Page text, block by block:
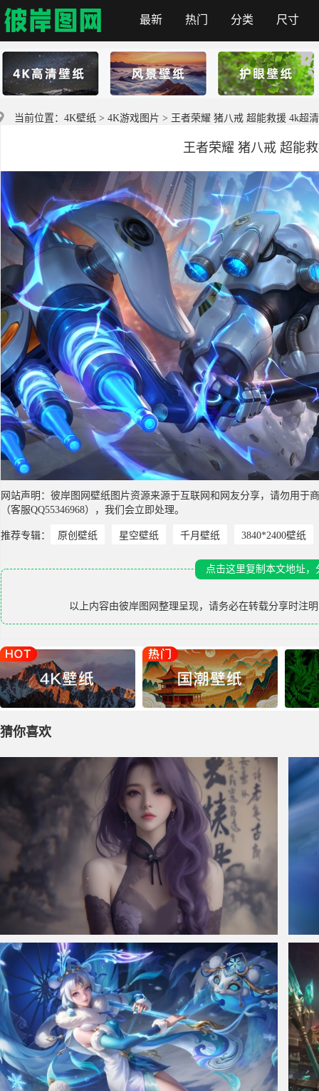
彼岸图网
最新 热门 分类 尺寸
当前位置： 4K壁纸 > 4K游戏图片 > 王者荣耀 猪八戒 超能救援 4k超
王者荣耀 猪八戒 超能
网站声明：彼岸图网壁纸图片资源来源于互联网和网友分享，请勿用
（客服QQ55346968），我们会立即处理。
推荐专辑： 原创壁纸 星空壁纸 千月壁纸 3840*2400壁纸
点击这里复制本文地址
以上内容由彼岸图网 整理呈现，请务必在转载分享时注
猜你喜欢
仙侠凌仙 紫色长卷发美女 古风古典 4K壁纸